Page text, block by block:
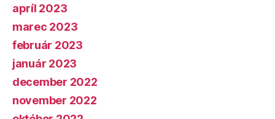
apríl 2023
marec 2023
február 2023
január 2023
december 2022
november 2022